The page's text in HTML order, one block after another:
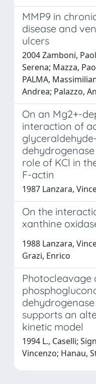
MMP9 in
disease and
ulcers
2004 Zamboni,
Serena; Mazza,
PALMA,
Andrea; Palazzo,
On an Mg2+-
interaction of
role of KCl in
F-actin
1987 Lanzara,
On the
xanthine
1988 Lanzara,
Grazi, Enrico
Photocleavage
supports an
kinetic model
1994 L., Caselli;
Vincenzo; Hanau,